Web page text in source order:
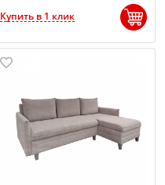
Купить в 1 клик